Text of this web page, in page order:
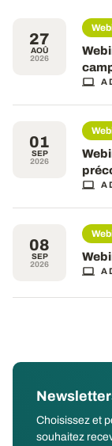
27
AOÛ
2026
A
01
SEP
2026
A
08
SEP
2026
A
Choisissez et
souhaitez